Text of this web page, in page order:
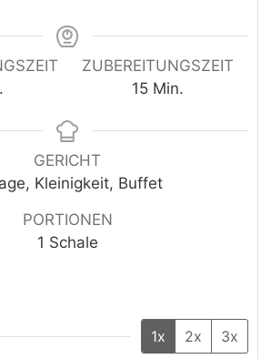
ZUBEREITUNGSZEIT
15Minuten
Min.
GERICHT
Kleinigkeit, Buffet
PORTIONEN
1 Schale
1x 2x 3x